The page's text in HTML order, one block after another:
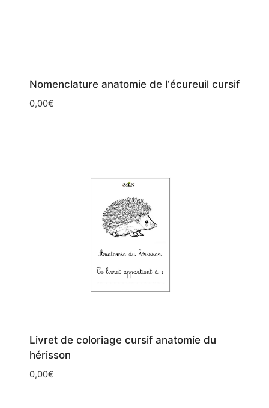
Nomenclature anatomie de l‘écureuil cursif
0,00€
Livret de coloriage cursif anatomie du
hérisson
0,00€